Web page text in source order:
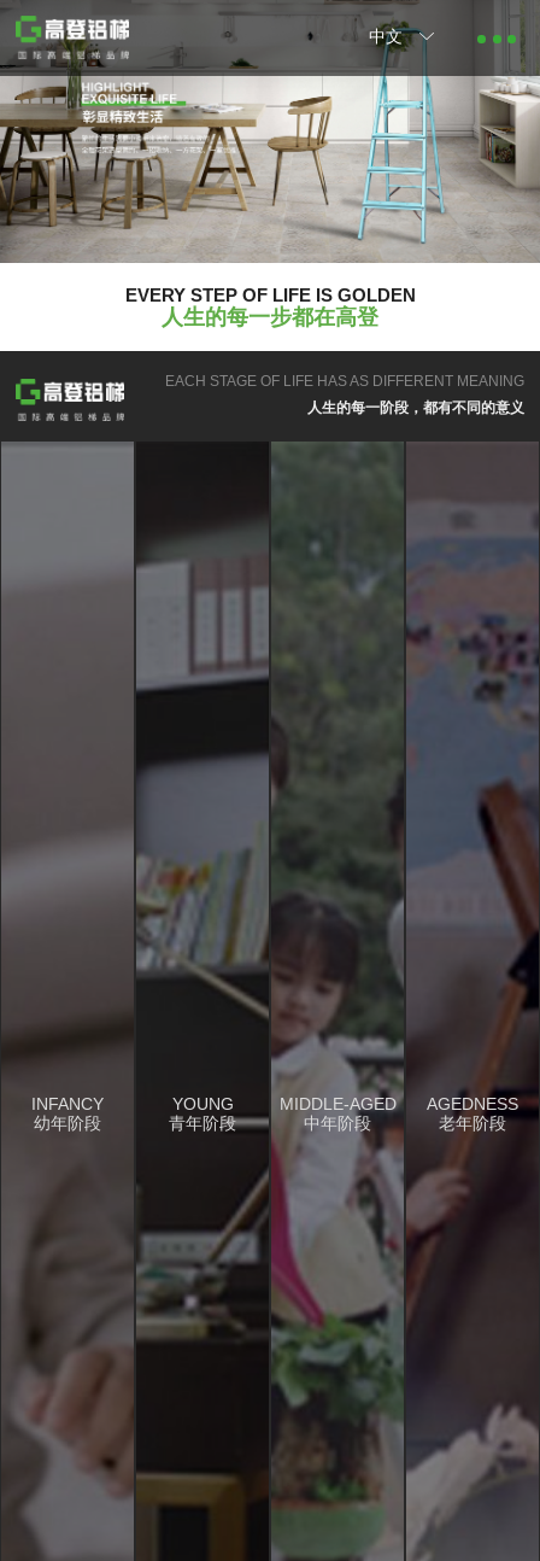
中文
EVERY STEP OF LIFE IS GOLDEN
人生的每一步都在高登
EACH STAGE OF LIFE HAS AS DIFFERENT MEANING
人生的每一阶段，都有不同的意义
INFANCY
幼年阶段
YOUNG
青年阶段
MIDDLE-AGED
中年阶段
AGEDNESS
老年阶段